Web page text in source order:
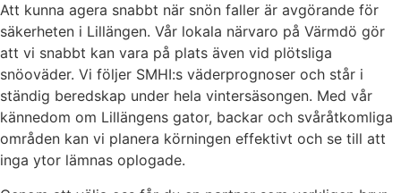
Att kunna agera snabbt när snön faller är avgörande för
säkerheten i Lillängen. Vår lokala närvaro på Värmdö gör
att vi snabbt kan vara på plats även vid plötsliga
snöoväder. Vi följer SMHI:s väderprognoser och står i
ständig beredskap under hela vintersäsongen. Med vår
kännedom om Lillängens gator, backar och svåråtkomliga
områden kan vi planera körningen effektivt och se till att
inga ytor lämnas oplogade.